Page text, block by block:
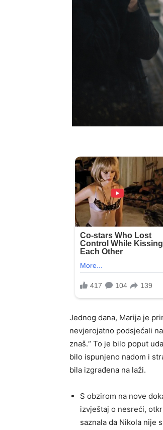
Jednog dana, Marija je
nevjerojatno podsjećali
znaš.“ To je bilo poput
bilo ispunjeno nadom i
bila izgrađena na laži.
S obzirom na nove
izvještaj o nesreći,
saznala da Nikola nije